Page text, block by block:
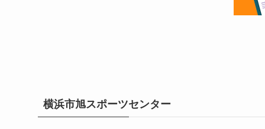
横浜市旭スポーツセンター